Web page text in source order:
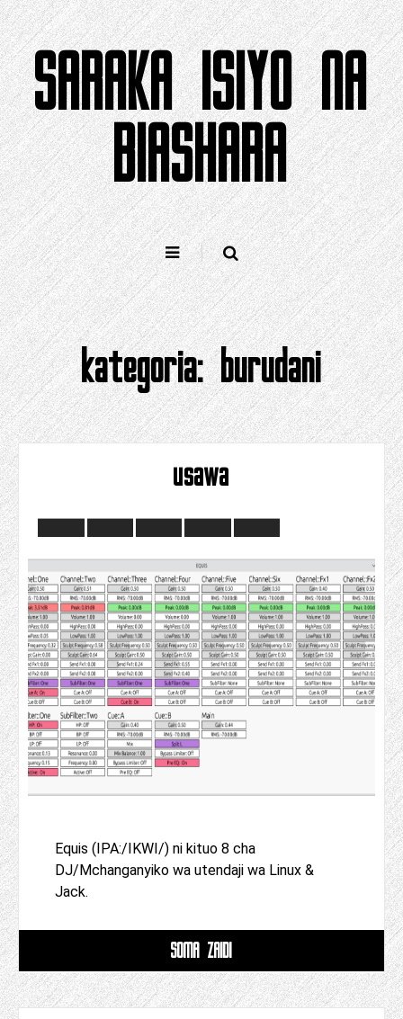
Ruka
kwa
yaliyomoSARAKA ISIYO NA
BIASHARA
kategoria:burudani
usawa
Equis (IPA:/IKWI/) ni kituo 8 cha
DJ/Mchanganyiko wa utendaji wa Linux &
Jack.
SOMA ZAIDI